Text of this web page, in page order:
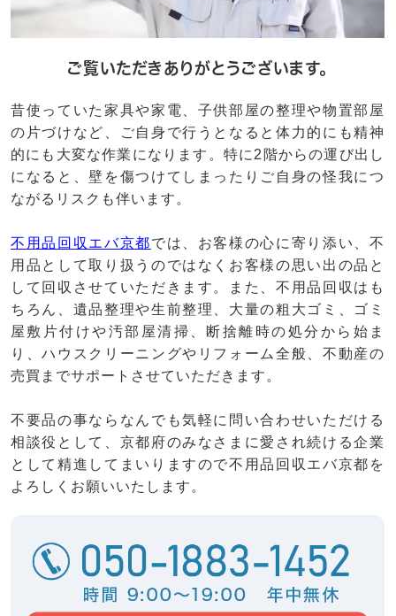
ご覧いただきありがとうございます。
昔使っていた家具や家電、子供部屋の整理や物置部屋
の片づけなど、ご自身で行うとなると体力的にも精神
的にも大変な作業になります。特に2階からの運び出し
になると、壁を傷つけてしまったりご自身の怪我につ
ながるリスクも伴います。
不用品回収エバ京都では、お客様の心に寄り添い、不
用品として取り扱うのではなくお客様の思い出の品と
して回収させていただきます。また、不用品回収はも
ちろん、遺品整理や生前整理、大量の粗大ゴミ、ゴミ
屋敷片付けや汚部屋清掃、断捨離時の処分から始ま
り、ハウスクリーニングやリフォーム全般、不動産の
売買までサポートさせていただきます。
不要品の事ならなんでも気軽に問い合わせいただける
相談役として、京都府のみなさまに愛され続ける企業
として精進してまいりますので不用品回収エバ京都を
よろしくお願いいたします。